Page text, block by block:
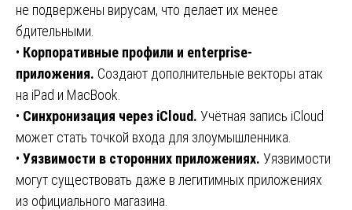
не подвержены вирусам, что делает их менее
бдительными.
• Корпоративные профили и enterprise-
приложения. Создают дополнительные векторы атак
на iPad и MacBook.
• Синхронизация через iCloud. Учётная запись iCloud
может стать точкой входа для злоумышленника.
• Уязвимости в сторонних приложениях. Уязвимости
могут существовать даже в легитимных приложениях
из официального магазина.